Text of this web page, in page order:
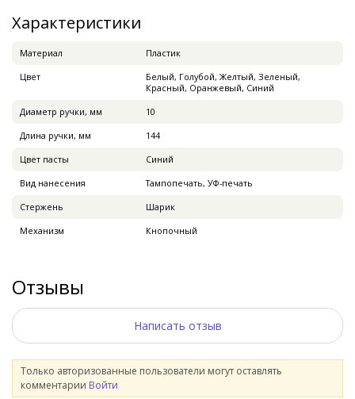
Характеристики
Материал
Пластик
Цвет
Белый, Голубой, Желтый, Зеленый,
Красный, Оранжевый, Синий
Диаметр ручки, мм
10
Длина ручки, мм
144
Цвет пасты
Синий
Вид нанесения
Тампопечать, УФ-печать
Стержень
Шарик
Механизм
Кнопочный
Отзывы
Написать отзыв
Только авторизованные пользователи могут оставлять
комментарии Войти